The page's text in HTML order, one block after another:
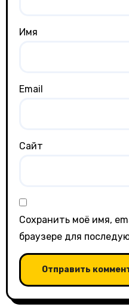
Имя
Email
Сайт
Сохранить моё имя,
браузере для